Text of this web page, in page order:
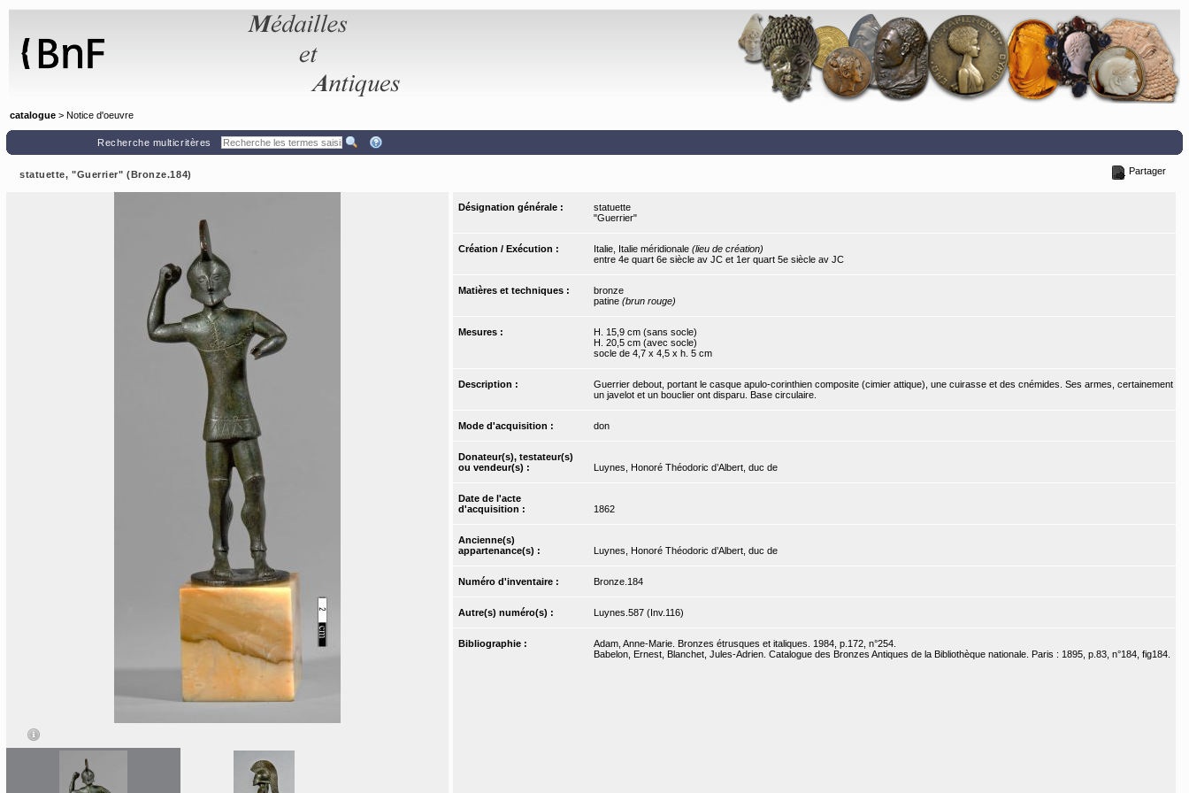
catalogue > Notice d'oeuvre
Recherche multicritères
statuette, "Guerrier" (Bronze.184) Partager
Désignation générale :
statuette
"Guerrier"
Création / Exécution : Italie, Italie méridionale (lieu de création)
entre 4e quart 6e siècle av JC et 1er quart 5e siècle av JC
Matières et techniques :
bronze
patine (brun rouge)
Mesures :
H. 15,9 cm (sans socle)
H. 20,5 cm (avec socle)
socle de 4,7 x 4,5 x h. 5 cm
Description :
Guerrier debout, portant le casque apulo-corinthien composite (cimier attique), une cuirasse et des cnémides. Ses armes, certainement
un javelot et un bouclier ont disparu. Base circulaire.
Mode d'acquisition : don
Donateur(s), testateur(s)
ou vendeur(s) :
Luynes, Honoré Théodoric d’Albert, duc de
Date de l'acte
d'acquisition :
1862
Ancienne(s)
appartenance(s) :
Luynes, Honoré Théodoric d’Albert, duc de
Numéro d'inventaire : Bronze.184
Autre(s) numéro(s) : Luynes.587 (Inv.116)
Bibliographie :
Adam, Anne-Marie. Bronzes étrusques et italiques. 1984, p.172, n°254.
Babelon, Ernest, Blanchet, Jules-Adrien. Catalogue des Bronzes Antiques de la Bibliothèque nationale. Paris : 1895, p.83, n°184, fig184.